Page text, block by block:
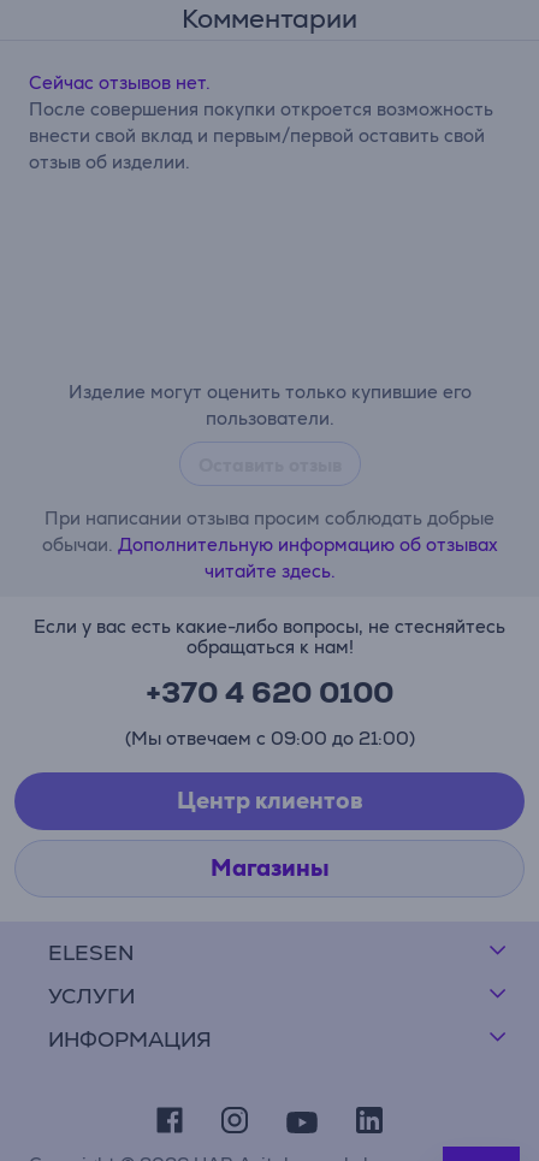
Комментарии
Изделие могут оценить только купившие его
пользователи.
При написании отзыва просим соблюдать добрые
обычаи. Дополнительную информацию об отзывах
читайте здесь.
Сейчас отзывов нет.
После совершения покупки откроется возможность
внести свой вклад и первым/первой оставить свой
отзыв об изделии.
ELESEN
УСЛУГИ
ИНФОРМАЦИЯ
Если у вас есть какие-либо вопросы, не стесняйтесь
обращаться к нам!
+370 4 620 0100
(Мы отвечаем с 09:00 до 21:00)
Центр клиентов
Магазины